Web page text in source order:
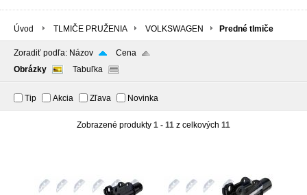
Úvod TLMIČE PRUŽENIA VOLKSWAGEN Predné tlmiče
Zoradiť podľa: Názov
Cena
Obrázky
Tabuľka
Tip Akcia Zľava Novinka
Zobrazené produkty 1 - 11 z celkových 11